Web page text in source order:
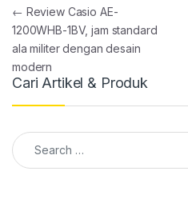
Post navigation
← Review Casio AE-
1200WHB-1BV, jam standard
ala militer dengan desain
modern
Cari Artikel & Produk
Search for: